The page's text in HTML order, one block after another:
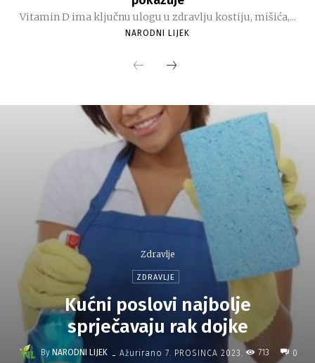
Vitamin D ima ključnu ulogu u zdravlju kostiju, mišića,...
NARODNI LIJEK